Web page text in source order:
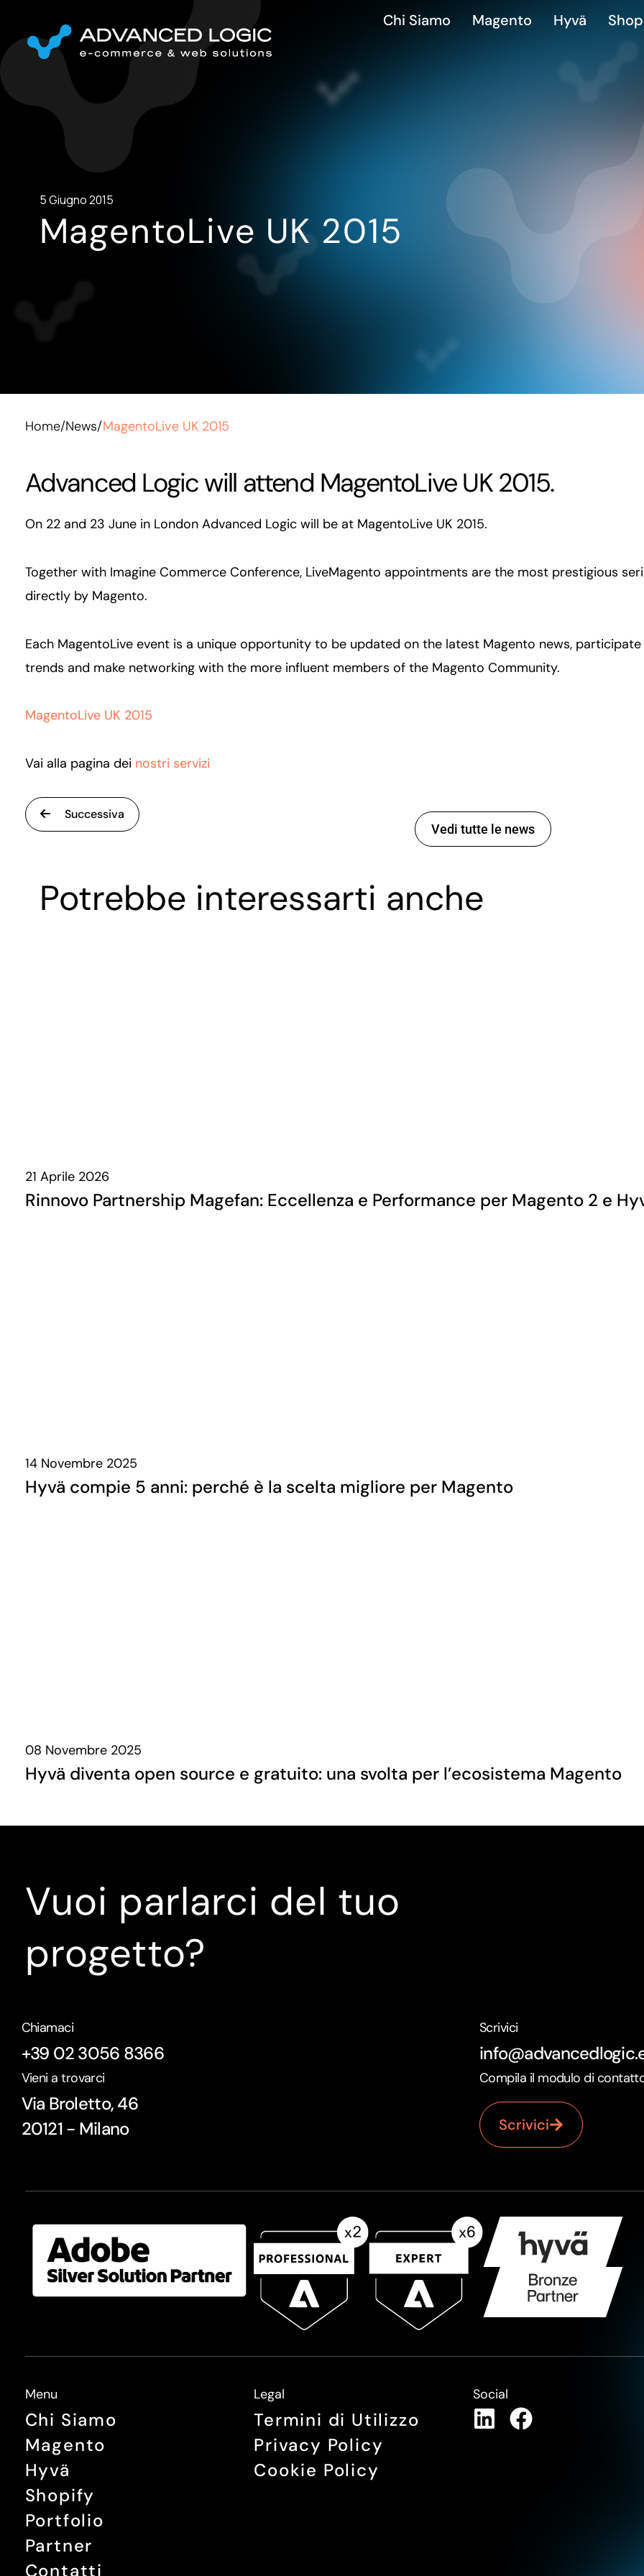
Chi Siamo Magento Hyvä
5 Giugno 2015
MagentoLive UK 2015
Home/News/MagentoLive UK 2015
Advanced Logic will attend MagentoLive UK 2015.
On 22 and 23 June in London Advanced Logic will be at MagentoLive UK 2015.
Together with Imagine Commerce Conference, LiveMagento appointments are the most prestigious
directly by Magento.
Each MagentoLive event is a unique opportunity to be updated on the latest Magento news,
trends and make networking with the more influent members of the Magento Community.
MagentoLive UK 2015
Vai alla pagina dei nostri servizi
Vedi tutte le news
Successiva
Potrebbe interessarti anche
21 Aprile 2026
Rinnovo Partnership Magefan: Eccellenza e Performance per Magento 2 e
14 Novembre 2025
Hyvä compie 5 anni: perché è la scelta migliore per Magento
08 Novembre 2025
Hyvä diventa open source e gratuito: una svolta per l’ecosistema Magento
Vuoi parlarci del tuo
progetto?
Chiamaci
+39 02 3056 8366
Scrivici
Vieni a trovarci
Via Broletto, 46
20121 - Milano
Compila il modulo di
Scrivici
Menu
Chi Siamo
Magento
Hyvä
Shopify
Portfolio
Partner
Contatti
Legal
Termini di Utilizzo
Privacy Policy
Cookie Policy
Social